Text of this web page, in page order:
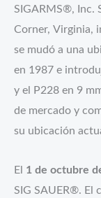
SIGARMS®, Inc.
Corner, Virginia,
se mudó a una
en 1987 e
y el P228 en 9
de mercado y
su ubicación
El 1 de octubre
SIG SAUER®. El